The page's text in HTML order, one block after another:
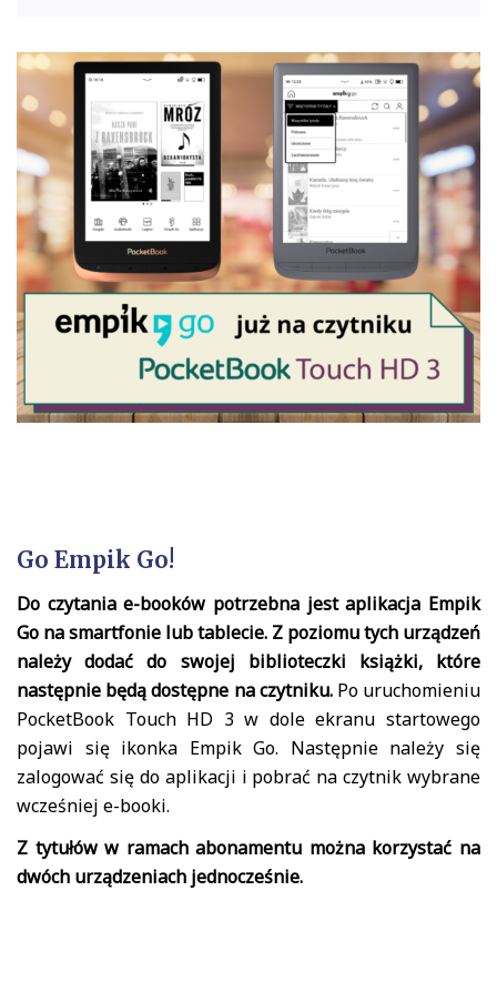
Go Empik Go!
Do czytania e-booków potrzebna jest aplikacja Empik
Go na smartfonie lub tablecie. Z poziomu tych urządzeń
należy dodać do swojej biblioteczki książki, które
następnie będą dostępne na czytniku.Po uruchomieniu
PocketBook Touch HD 3 w dole ekranu startowego
pojawi się ikonka Empik Go. Następnie należy się
zalogować się do aplikacji i pobrać na czytnik wybrane
wcześniej e-booki.
Z tytułów w ramach abonamentu można korzystać na
dwóch urządzeniach jednocześnie.